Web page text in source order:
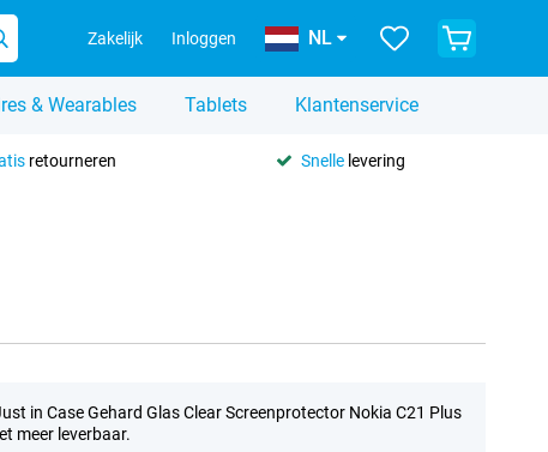
Zakelijk Inloggen NL
& Wearables Tablets Klantenservice
retourneren Snellelevering
in Case Gehard Glas Clear Screenprotector Nokia C21 Plus
meer leverbaar.